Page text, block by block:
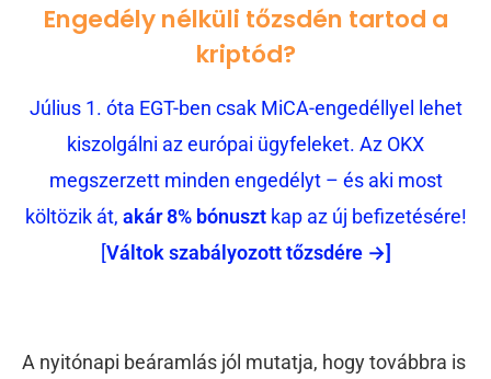
Engedély nélküli tőzsdén tartod a
kriptód?
Július 1. óta EGT-ben csak MiCA-engedéllyel lehet
kiszolgálni az európai ügyfeleket. Az OKX
megszerzett minden engedélyt – és aki most
költözik át, akár 8% bónusztkap az új befizetésére!
[Váltok szabályozott tőzsdére →]
A nyitónapi beáramlás jól mutatja, hogy továbbra is